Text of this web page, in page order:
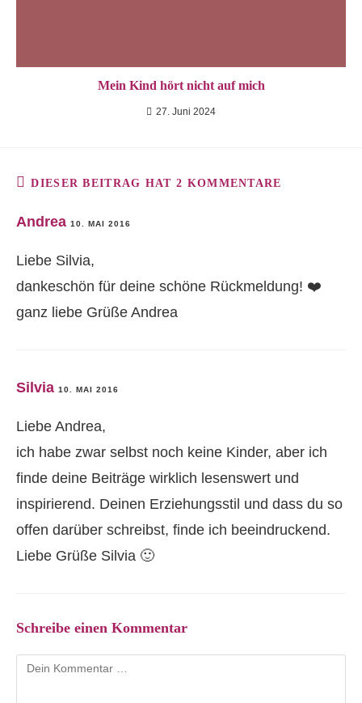
Mein Kind hört nicht auf mich
27. Juni 2024
DIESER BEITRAG HAT 2 KOMMENTARE
Andrea 10. MAI 2016
Liebe Silvia,
dankeschön für deine schöne Rückmeldung! ❤️
ganz liebe Grüße Andrea
Silvia 10. MAI 2016
Liebe Andrea,
ich habe zwar selbst noch keine Kinder, aber ich
finde deine Beiträge wirklich lesenswert und
inspirierend. Deinen Erziehungsstil und dass du so
offen darüber schreibst, finde ich beeindruckend.
Liebe Grüße Silvia 🙂
Schreibe einen Kommentar
Kommentar